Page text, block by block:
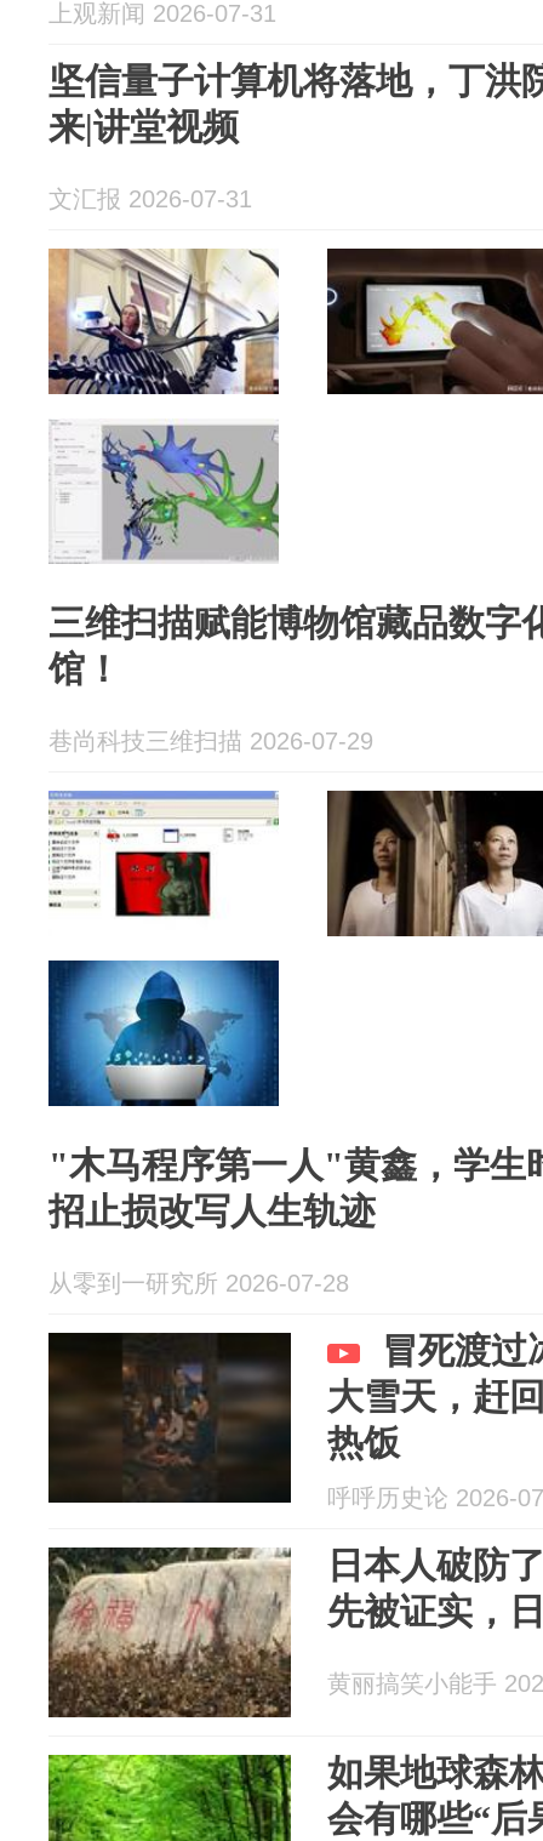
上观新闻 2026-07-31
坚信量子计算机将落地，丁洪
来|讲堂视频
文汇报 2026-07-31
三维扫描赋能博物馆藏品数字
馆！
巷尚科技三维扫描 2026-07-29
"木马程序第一人"黄鑫，学生
招止损改写人生轨迹
从零到一研究所 2026-07-28
冒死渡过
大雪天，赶
热饭
呼呼历史论 2026-
日本人破防
先被证实，
黄丽搞笑小能手
如果地球森
会有哪些“后